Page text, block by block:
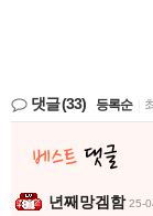
댓글(33) 등록순
년째망겜함 25-